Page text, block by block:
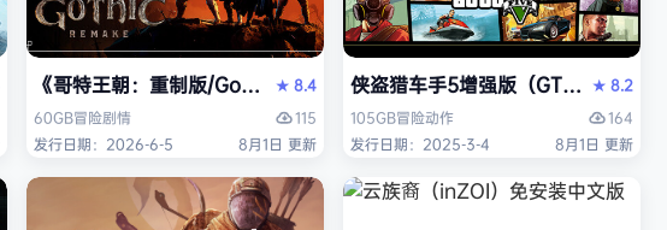
6）免安装中文版
《哥特王朝：重制版/Gothic 1 Remake》免安装中文版
★8.4
60GB冒险剧情
115
发行日期：2026-6-5
8月1日 更新
侠盗猎车手5增强版（GTA5增强
★8.2
105GB冒险动作
164
发行日期：2025-3-4
8月1日 更新